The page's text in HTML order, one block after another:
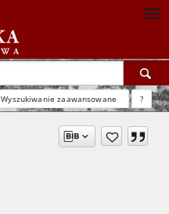
Wyszukiwanie zaawansowane ?